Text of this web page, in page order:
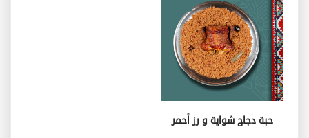
حبة دجاج شواية و رز أحمر